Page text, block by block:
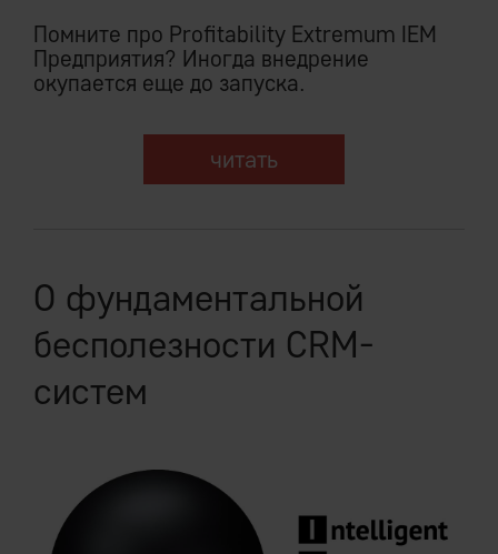
Помните про Profitability Extremum IEM
Предприятия? Иногда внедрение
окупается еще до запуска.
читать
О фундаментальной
бесполезности CRM-
систем